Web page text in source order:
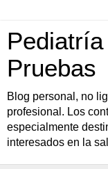
Pruebas
Blog personal, no
profesional. Los
especialmente
interesados en la